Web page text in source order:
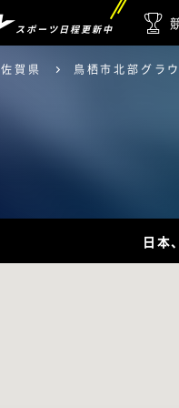
スポーツ日程更新中
佐賀県 鳥栖市北部グラ
日本